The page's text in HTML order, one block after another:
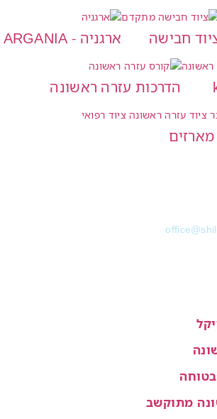
חבישה ארגניה - ARGANIA
הדרכות עזרה ראשונה
מתוקשב